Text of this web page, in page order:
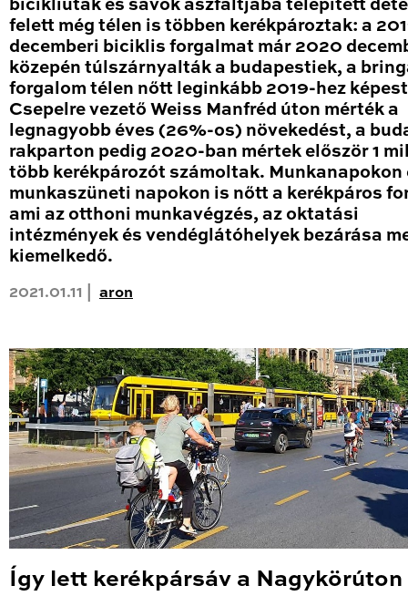
bicikliutak és sávok aszfaltjába telepített
felett még télen is többen kerékpároztak: a
decemberi biciklis forgalmat már 2020
közepén túlszárnyalták a budapestiek, a
forgalom télen nőtt leginkább 2019-hez
Csepelre vezető Weiss Manfréd úton mérték a
legnagyobb éves (26%-os) növekedést, a
rakparton pedig 2020-ban mértek először 1
több kerékpározót számoltak. Munkanapokon
munkaszüneti napokon is nőtt a kerékpáros
ami az otthoni munkavégzés, az oktatási
intézmények és vendéglátóhelyek bezárása
kiemelkedő.
2021.01.11 | aron
Így lett kerékpársáv a Nagykörúton